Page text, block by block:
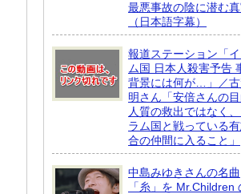
最悪事故の陰に潜む真
（日本語字幕）
報道ステーション「
ム国 日本人殺害予告
背景には何が…」／
明さん「安倍さんの
人質の救出ではなく
ラム国と戦っている
合の仲間に入ること」
中島みゆきさんの名曲
「糸」を Mr.Children